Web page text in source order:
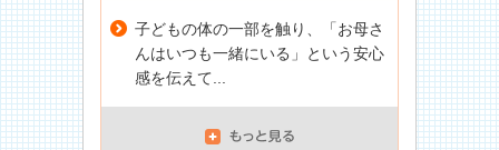
子どもの体の一部を触り、「お母さ
んはいつも一緒にいる」という安心
感を伝えて...